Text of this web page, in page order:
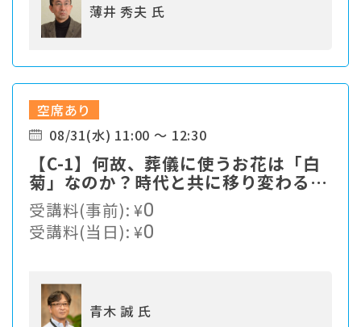
薄井 秀夫 氏
空席あり
08/31(水) 11:00 ～ 12:30
【C-1】何故、葬儀に使うお花は「白
菊」なのか？時代と共に移り変わる顧
客ニーズの中、我々、葬儀社は現状の
ままで生き残れるのか・・・
受講料(事前):¥0
受講料(当日):¥0
青木 誠 氏